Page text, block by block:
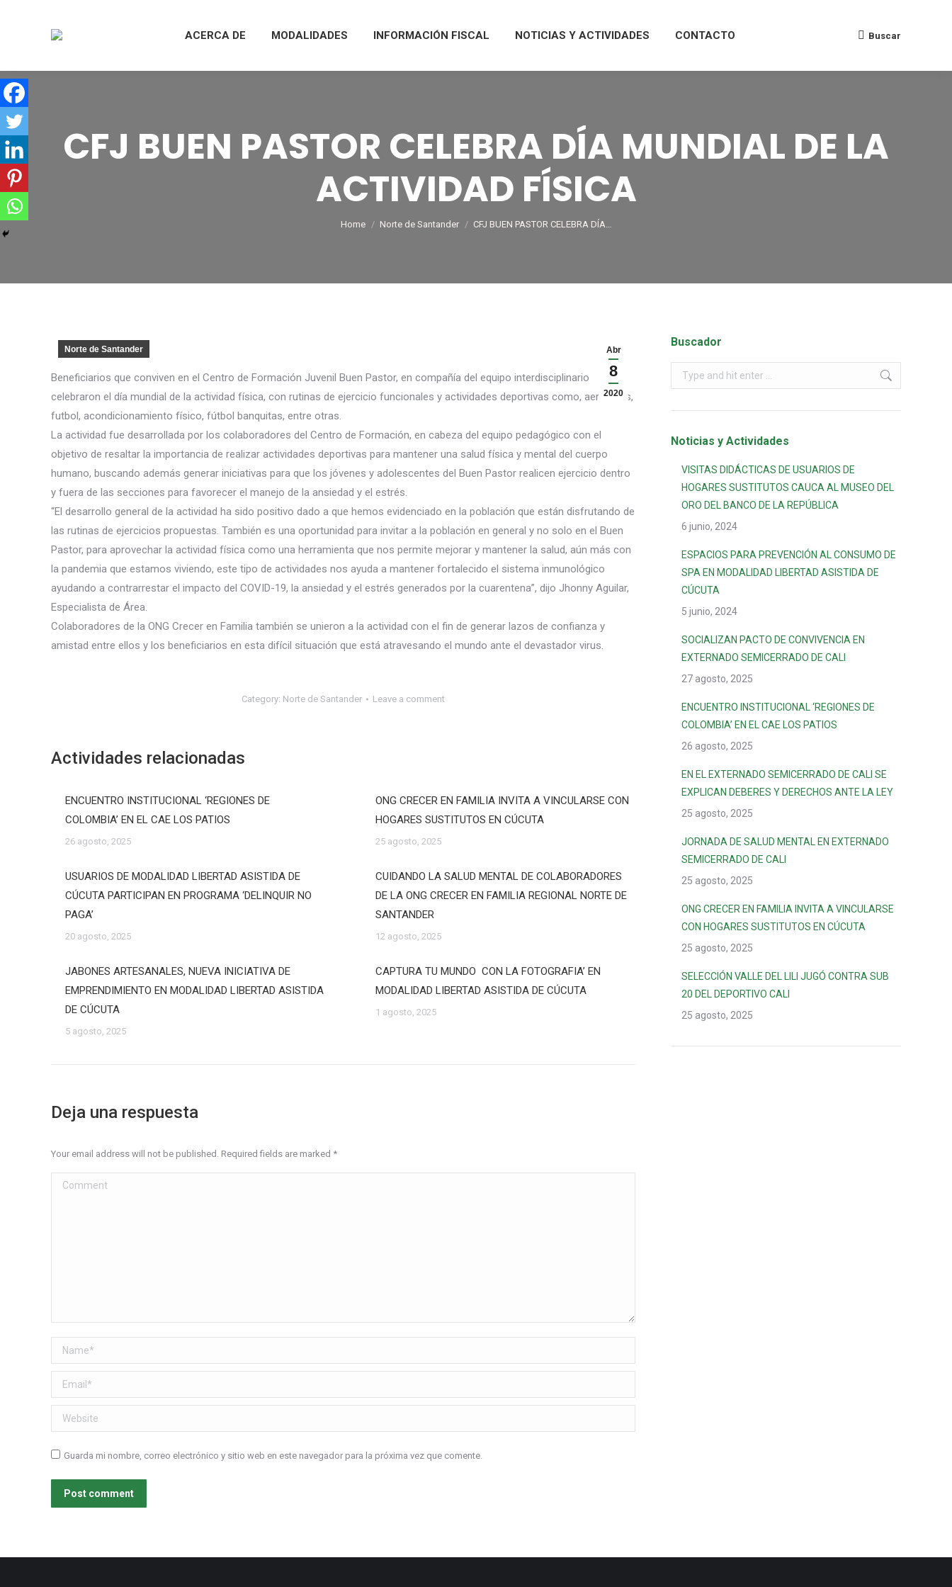
ACERCA DE MODALIDADES INFORMACIÓN FISCAL NOTICIAS Y ACTIVIDADES CONTACTO Buscar
CFJ BUEN PASTOR CELEBRA DÍA MUNDIAL DE LA
ACTIVIDAD FÍSICA
You are here:
Home Norte de Santander CFJ BUEN PASTOR CELEBRA DÍA…
Abr
8
2020
Norte de Santander
Beneficiarios que conviven en el Centro de Formación Juvenil Buen Pastor, en compañía del equipo interdisciplinario
celebraron el día mundial de la actividad física, con rutinas de ejercicio funcionales y actividades deportivas como, aeróbicos,
futbol, acondicionamiento físico, fútbol banquitas, entre otras.
La actividad fue desarrollada por los colaboradores del Centro de Formación, en cabeza del equipo pedagógico con el
objetivo de resaltar la importancia de realizar actividades deportivas para mantener una salud física y mental del cuerpo
humano, buscando además generar iniciativas para que los jóvenes y adolescentes del Buen Pastor realicen ejercicio dentro
y fuera de las secciones para favorecer el manejo de la ansiedad y el estrés.
“El desarrollo general de la actividad ha sido positivo dado a que hemos evidenciado en la población que están disfrutando de
las rutinas de ejercicios propuestas. También es una oportunidad para invitar a la población en general y no solo en el Buen
Pastor, para aprovechar la actividad física como una herramienta que nos permite mejorar y mantener la salud, aún más con
la pandemia que estamos viviendo, este tipo de actividades nos ayuda a mantener fortalecido el sistema inmunológico
ayudando a contrarrestar el impacto del COVID-19, la ansiedad y el estrés generados por la cuarentena”, dijo Jhonny Aguilar,
Especialista de Área.
Colaboradores de la ONG Crecer en Familia también se unieron a la actividad con el fin de generar lazos de confianza y
amistad entre ellos y los beneficiarios en esta difícil situación que está atravesando el mundo ante el devastador virus.
Category: Norte de Santander Leave a comment
Actividades relacionadas
ENCUENTRO INSTITUCIONAL ‘REGIONES DE
COLOMBIA’ EN EL CAE LOS PATIOS
26 agosto, 2025
ONG CRECER EN FAMILIA INVITA A VINCULARSE CON
HOGARES SUSTITUTOS EN CÚCUTA
25 agosto, 2025
USUARIOS DE MODALIDAD LIBERTAD ASISTIDA DE
CÚCUTA PARTICIPAN EN PROGRAMA ‘DELINQUIR NO
PAGA’
20 agosto, 2025
CUIDANDO LA SALUD MENTAL DE COLABORADORES
DE LA ONG CRECER EN FAMILIA REGIONAL NORTE DE
SANTANDER
12 agosto, 2025
JABONES ARTESANALES, NUEVA INICIATIVA DE
EMPRENDIMIENTO EN MODALIDAD LIBERTAD ASISTIDA
DE CÚCUTA
5 agosto, 2025
CAPTURA TU MUNDO CON LA FOTOGRAFIA’ EN
MODALIDAD LIBERTAD ASISTIDA DE CÚCUTA
1 agosto, 2025
Deja una respuesta
Your email address will not be published. Required fields are marked *
Comment
Name *
Email *
Website
Guarda mi nombre, correo electrónico y sitio web en este navegador para la próxima vez que comente.
Post comment
Buscador
Noticias y Actividades
VISITAS DIDÁCTICAS DE USUARIOS DE
HOGARES SUSTITUTOS CAUCA AL MUSEO DEL
ORO DEL BANCO DE LA REPÚBLICA
6 junio, 2024
ESPACIOS PARA PREVENCIÓN AL CONSUMO DE
SPA EN MODALIDAD LIBERTAD ASISTIDA DE
CÚCUTA
5 junio, 2024
SOCIALIZAN PACTO DE CONVIVENCIA EN
EXTERNADO SEMICERRADO DE CALI
27 agosto, 2025
ENCUENTRO INSTITUCIONAL ‘REGIONES DE
COLOMBIA’ EN EL CAE LOS PATIOS
26 agosto, 2025
EN EL EXTERNADO SEMICERRADO DE CALI SE
EXPLICAN DEBERES Y DERECHOS ANTE LA LEY
25 agosto, 2025
JORNADA DE SALUD MENTAL EN EXTERNADO
SEMICERRADO DE CALI
25 agosto, 2025
ONG CRECER EN FAMILIA INVITA A VINCULARSE
CON HOGARES SUSTITUTOS EN CÚCUTA
25 agosto, 2025
SELECCIÓN VALLE DEL LILI JUGÓ CONTRA SUB
20 DEL DEPORTIVO CALI
25 agosto, 2025